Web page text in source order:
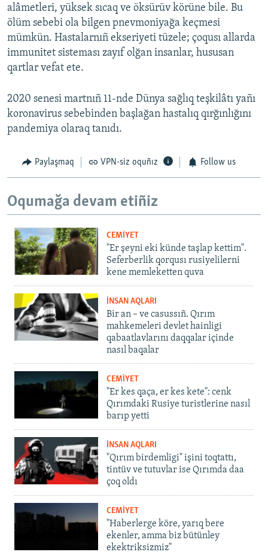
alâmetleri, yüksek sıcaq ve öksürüv körüne bile. Bu
ölüm sebebi ola bilgen pnevmoniyağa keçmesi
mümkün. Hastalarnıñ ekseriyeti tüzele; çoqusı allarda
immunitet sisteması zayıf olğan insanlar, hususan
qartlar vefat ete.
2020 senesi martnıñ 11-nde Dünya sağlıq teşkilâtı yañı
koronavirus sebebinden başlağan hastalıq qırğınlığını
pandemiya olaraq tanıdı.
Paylaşmaq VPN-siz oquñız Follow us
Oqumağa devam etiñiz
CEMİYET
"Er şeyni eki künde taşlap kettim".
Seferberlik qorqusı rusiyelilerni
kene memleketten quva
İNSAN AQLARI
Bir an – ve casussıñ. Qırım
mahkemeleri devlet hainligi
qabaatlavlarını daqqalar içinde
nasıl baqalar
CEMİYET
"Er kes qaça, er kes kete": cenk
Qırımdaki Rusiye turistlerine nasıl
barıp yetti
İNSAN AQLARI
"Qırım birdemligi" işini toqtattı,
tintüv ve tutuvlar ise Qırımda daa
çoq oldı
CEMİYET
"Haberlerge köre, yarıq bere
ekenler, amma biz bütünley
ekektriksizmiz"